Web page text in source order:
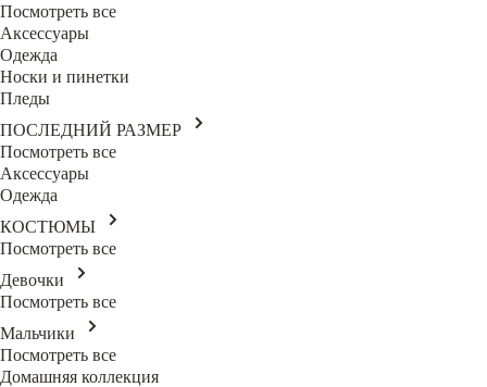
Посмотреть все
Аксессуары
Одежда
Носки и пинетки
Пледы
ПОСЛЕДНИЙ РАЗМЕР
Посмотреть все
Аксессуары
Одежда
КОСТЮМЫ
Посмотреть все
Девочки
Посмотреть все
Мальчики
Посмотреть все
Домашняя коллекция